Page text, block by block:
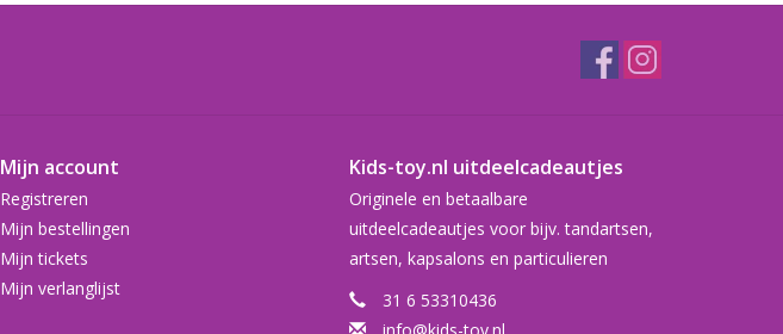
Mijn account
Registreren
Mijn bestellingen
Mijn tickets
Mijn verlanglijst
Kids-toy.nl uitdeelcadeautjes
Originele en betaalbare
uitdeelcadeautjes voor bijv. tandartsen,
artsen, kapsalons en particulieren
31 6 53310436